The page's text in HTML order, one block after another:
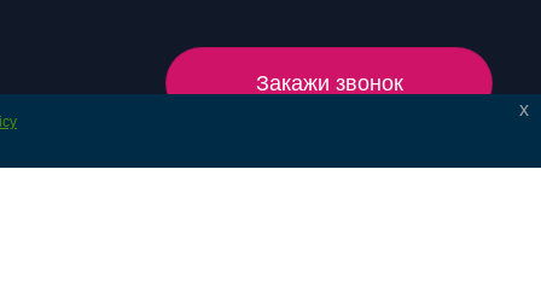
Закажи звонок
x